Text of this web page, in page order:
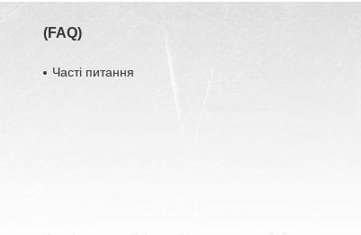
(FAQ)
Часті питання